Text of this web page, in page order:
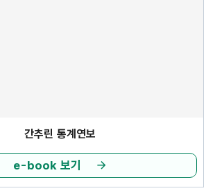
간추린 통계연보
e-book 보기